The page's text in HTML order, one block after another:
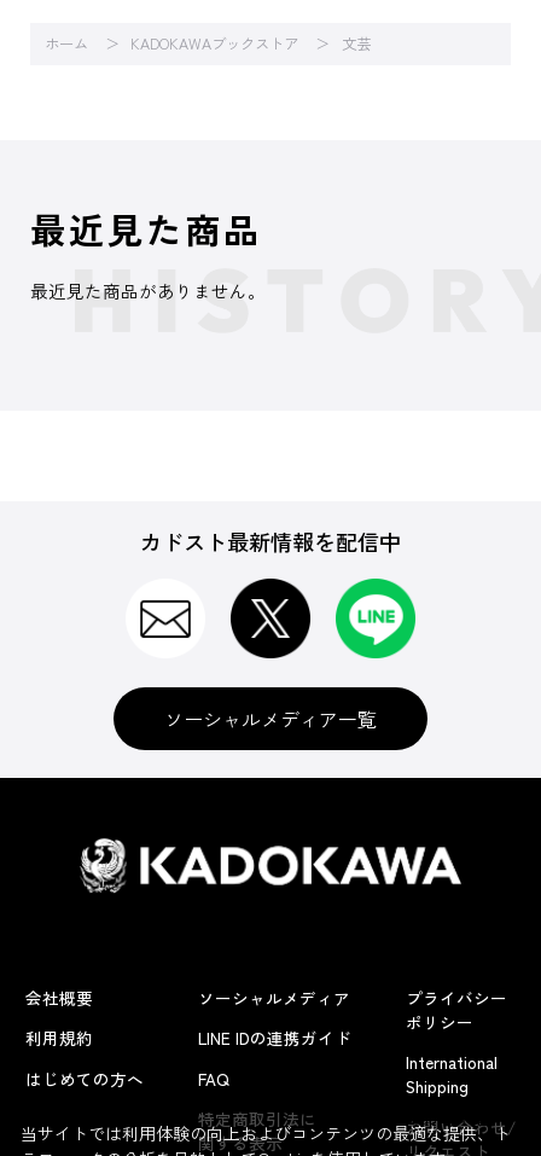
ホーム KADOKAWAブックストア 文芸
よくあるお問い合わせ
最近見た商品
最近見た商品がありません。
カドスト最新情報を配信中
ソーシャルメディア一覧
会社概要
利用規約
はじめての方へ
ソーシャルメディア
LINE IDの連携ガイド
FAQ
特定商取引法に
関する表示
プライバシー
ポリシー
International
Shipping
お問い合わせ/
リクエスト
当サイトでは利用体験の向上およびコンテンツの最適な提供、ト